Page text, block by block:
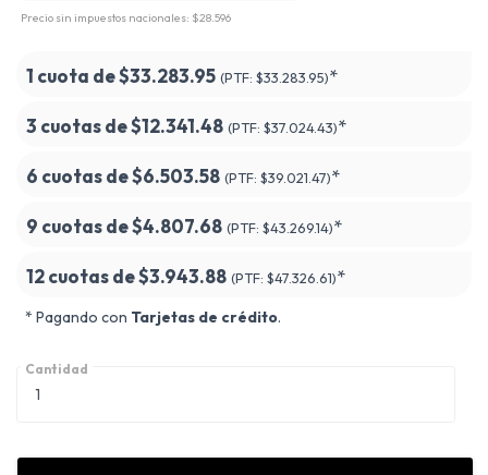
Precio sin impuestos nacionales: $28.596
1 cuota de$33.283.95 (PTF: $33.283.95)*
3 cuotas de$12.341.48 (PTF: $37.024.43)*
6 cuotas de$6.503.58 (PTF: $39.021.47)*
9 cuotas de$4.807.68 (PTF: $43.269.14)*
12 cuotas de$3.943.88 (PTF: $47.326.61)*
* Pagando con Tarjetas de crédito.
Cantidad